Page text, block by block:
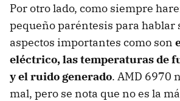
Por otro lado, como siempre
pequeño paréntesis para hablar
aspectos importantes como son
eléctrico, las temperaturas de
y el ruido generado. AMD 6970
mal, pero se nota que no es la